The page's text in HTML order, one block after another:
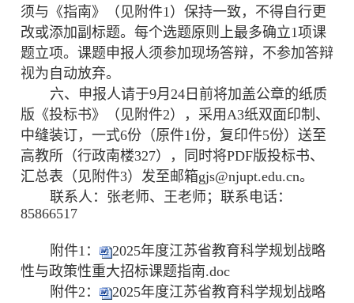
须与《指南》（见附件1）保持一致，不得自行更
改或添加副标题。每个选题原则上最多确立1项课
题立项。课题申报人须参加现场答辩，不参加答辩
视为自动放弃。
六、 申报人请于9月24日前将加盖公章的纸质
版《投标书》（见附件2），采用A3纸双面印制、
中缝装订，一式6份（原件1份，复印件5份） 送至
高教所 （行政南楼327） ，同时将PDF版投标书、
汇总表 （见附件3） 发至邮箱gjs@njupt.edu.cn。
联系人：张老师、王老师 ； 联系电话：
85866517
附件1：
2025年度江苏省教育科学规划战略
性与政策性重大招标课题指南.doc
附件2：
2025年度江苏省教育科学规划战略